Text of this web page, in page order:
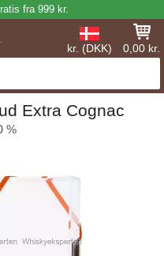
fra 999 kr.
kr. (DKK) 0,00 kr.
Extra Cognac
%